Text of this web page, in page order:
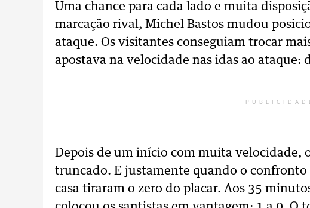
Uma chance para cada lado e muita
marcação rival, Michel Bastos mudou
ataque. Os visitantes conseguiam trocar
apostava na velocidade nas idas ao ataque:
Depois de um início com muita velocidade,
truncado. E justamente quando o confronto
casa tiraram o zero do placar. Aos 35